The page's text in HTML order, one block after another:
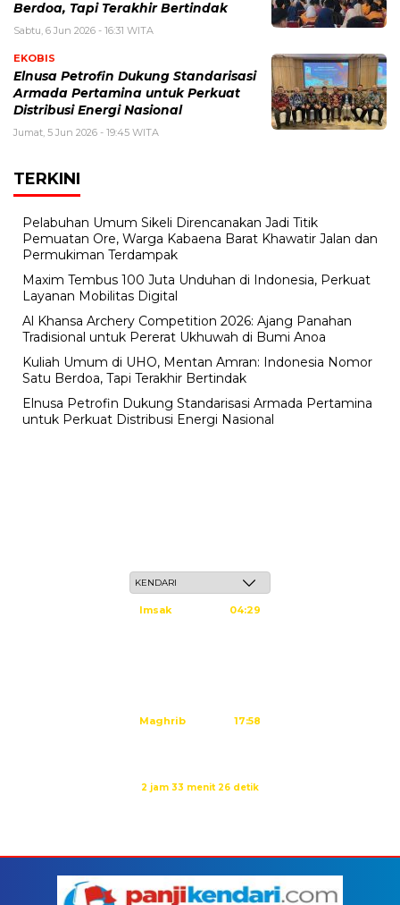
Berdoa, Tapi Terakhir Bertindak
Sabtu, 6 Jun 2026 - 16:31 WITA
EKOBIS
Elnusa Petrofin Dukung Standarisasi
Armada Pertamina untuk Perkuat
Distribusi Energi Nasional
Jumat, 5 Jun 2026 - 19:45 WITA
TERKINI
Pelabuhan Umum Sikeli Direncanakan Jadi Titik
Pemuatan Ore, Warga Kabaena Barat Khawatir Jalan dan
Permukiman Terdampak
Maxim Tembus 100 Juta Unduhan di Indonesia, Perkuat
Layanan Mobilitas Digital
Al Khansa Archery Competition 2026: Ajang Panahan
Tradisional untuk Pererat Ukhuwah di Bumi Anoa
Kuliah Umum di UHO, Mentan Amran: Indonesia Nomor
Satu Berdoa, Tapi Terakhir Bertindak
Elnusa Petrofin Dukung Standarisasi Armada Pertamina
untuk Perkuat Distribusi Energi Nasional
Imsak 04:29
Maghrib 17:58
2 jam 33 menit 25 detik